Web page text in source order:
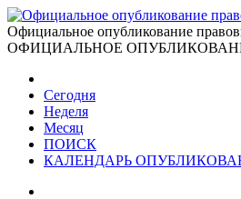
Официальное опубликование
ОФИЦИАЛЬНОЕ
Сегодня
Неделя
Месяц
ПОИСК
КАЛЕНДАРЬ